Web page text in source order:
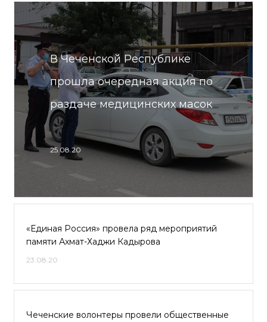
В Чеченской Республике
прошла очередная акция по
раздаче медицинских масок
25.08.20
«Единая Россия» провела ряд мероприятий
памяти Ахмат-Хаджи Кадырова
23.08.20
Чеченские волонтеры провели общественные